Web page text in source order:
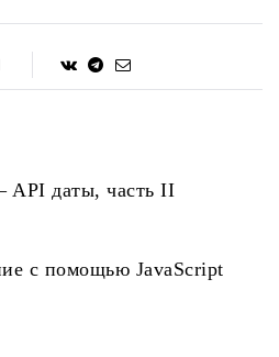
API даты, часть II
с помощью JavaScript